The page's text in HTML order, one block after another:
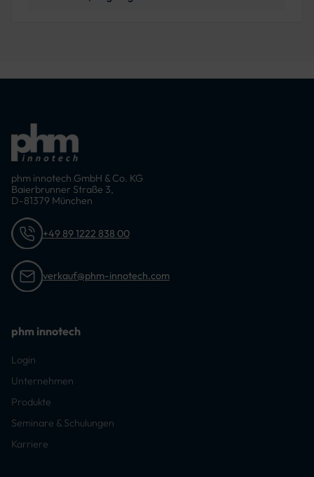
phm innotech GmbH & Co. KG
Baierbrunner Straße 3,
D-81379 München
+49 89 1222 838 00
verkauf@phm-innotech.com
phm innotech
Login
Unternehmen
Produkte
Seminare & Schulungen
Karriere